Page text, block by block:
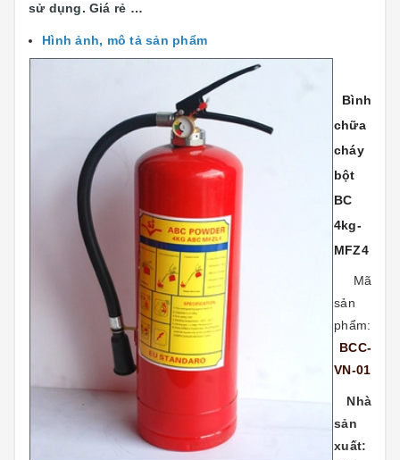
sử dụng. Giá rẻ …
Hình ảnh, mô tả sản phẩm
Bình
chữa
cháy
bột
BC
4kg-
MFZ4
Mã
sản
phẩm:
BCC-
VN-01
Nhà
sản
xuất: